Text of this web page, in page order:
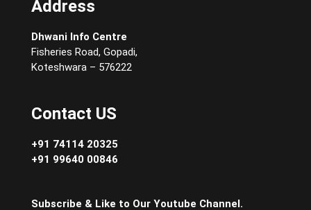
Address
Dhwani Info Centre
Fisheries Road, Gopadi,
Koteshwara – 576222
Contact US
+91 74114 20325
+91 99640 00846
Subscribe & Like to Our Youtube Channel.